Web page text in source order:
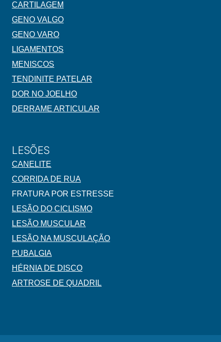
CARTILAGEM
GENO VALGO
GENO VARO
LIGAMENTOS
MENISCOS
TENDINITE PATELAR
DOR NO JOELHO
DERRAME ARTICULAR
LESÕES
CANELITE
CORRIDA DE RUA
FRATURA POR ESTRESSE
LESÃO DO CICLISMO
LESÃO MUSCULAR
LESÃO NA MUSCULAÇÃO
PUBALGIA
HÉRNIA DE DISCO
ARTROSE DE QUADRIL